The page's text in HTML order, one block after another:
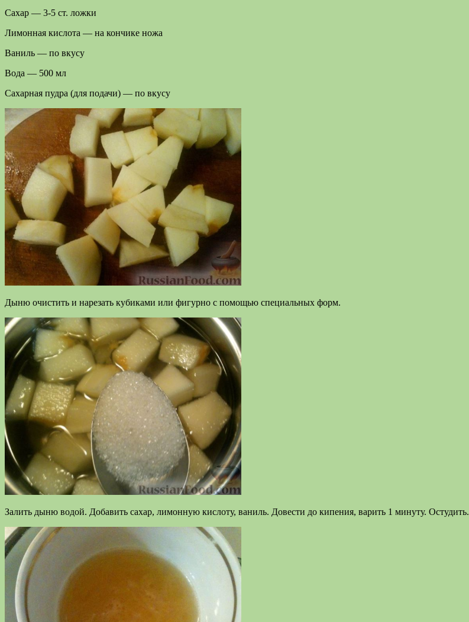
Сахар — 3-5 ст. ложки
Лимонная кислота — на кончике ножа
Ваниль — по вкусу
Вода — 500 мл
Сахарная пудра (для подачи) — по вкусу
Дыню очистить и нарезать кубиками или фигурно с помощью специальных форм.
Залить дыню водой. Добавить сахар, лимонную кислоту, ваниль. Довести до кипения, варить 1 минуту. Остудить.